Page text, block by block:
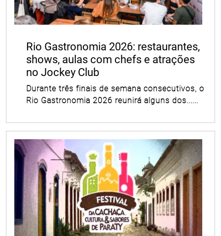
Rio Gastronomia 2026: restaurantes,
shows, aulas com chefs e atrações
no Jockey Club
Durante três finais de semana consecutivos, o
Rio Gastronomia 2026 reunirá alguns dos......